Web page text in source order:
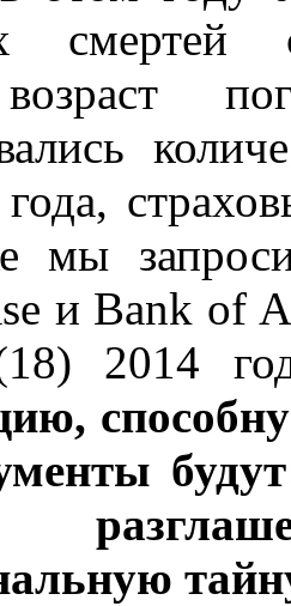
возраст
мы
и Bank of
2014